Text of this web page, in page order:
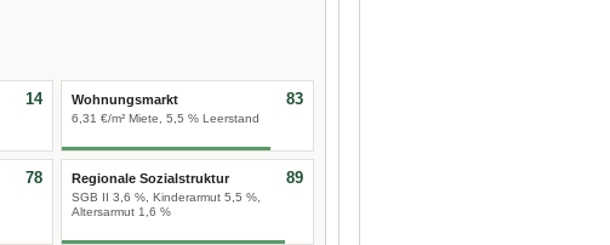
14 Wohnungsmarkt
6,31 €/m² Miete, 5,5 % Leerstand
83
78 Regionale Sozialstruktur
SGB II 3,6 %, Kinderarmut 5,5 %,
Altersarmut 1,6 %
89